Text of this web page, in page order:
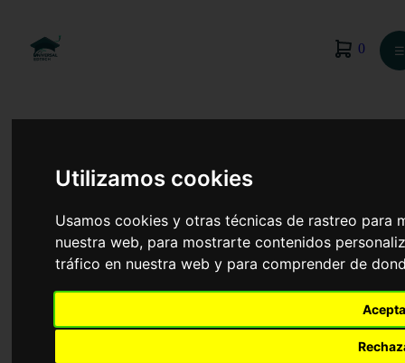
Utilizamos cookies
Usamos cookies y otras técnicas de rastreo para
nuestra web, para mostrarte contenidos
tráfico en nuestra web y para comprender de
0 ☰